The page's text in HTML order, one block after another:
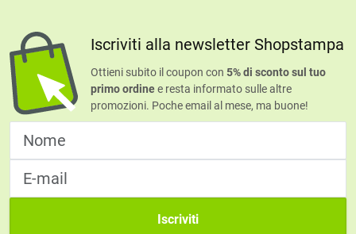
Iscriviti alla newsletter Shopstampa
Ottieni subito il coupon con 5% di sconto sul tuo
primo ordinee resta informato sulle altre
promozioni. Poche email al mese, ma buone!
Iscriviti